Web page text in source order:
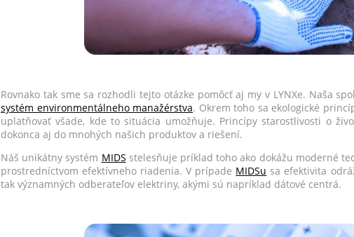
Rovnako tak sme sa rozhodli tejto otázke pomôcť aj my v LYNXe. Naša
systém environmentálneho manažérstva. Okrem toho sa ekologické
uplatňovať všade, kde to situácia umožňuje. Princípy starostlivosti o
dokonca aj do mnohých našich produktov a riešení.
Náš unikátny systém MIDS stelesňuje príklad toho ako dokážu moderné
prostredníctvom efektívneho riadenia. V prípade MIDSu sa efektivita
tak významných odberateľov elektriny, akými sú napríklad dátové centrá.